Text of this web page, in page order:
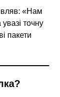
«Нам
точну
пакети